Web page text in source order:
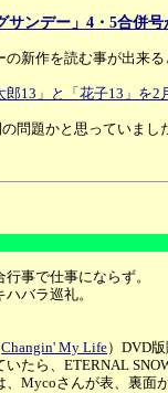
サンデー」4・5合併
新作を読む事が出来
13」と「花子13」を2
問題かと思っていまし
事で仕事にならず。
バラ巡礼。
Changin' My Life）DVD版
たら、ETERNAL
Mycoさんが表、裏面